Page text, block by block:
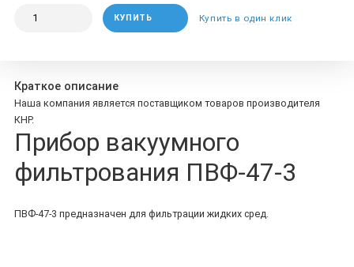
КУПИТЬ Купить в один клик
Краткое описание
Наша компания является поставщиком товаров производителя
КНР.
Прибор вакуумного
фильтрования ПВФ-47-3
ПВФ-47-3 предназначен для фильтрации жидких сред.